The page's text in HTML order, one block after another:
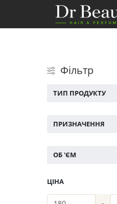
Фільтр
ТИП ПРОДУКТУ
ПРИЗНАЧЕННЯ
ОБ 'ЄМ
ЦІНА